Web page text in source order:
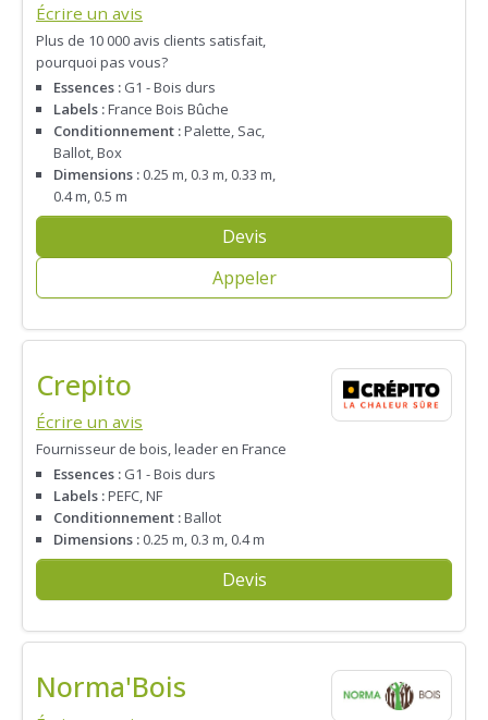
Écrire un avis
Plus de 10 000 avis clients satisfait,
pourquoi pas vous?
Essences : G1 - Bois durs
Labels :France Bois Bûche
Conditionnement :Palette, Sac,
Ballot, Box
Dimensions : 0.25 m, 0.3 m, 0.33 m,
0.4 m, 0.5 m
Devis
Appeler
Crepito
Écrire un avis
Fournisseur de bois, leader en France
Essences : G1 - Bois durs
Labels :PEFC, NF
Conditionnement :Ballot
Dimensions : 0.25 m, 0.3 m, 0.4 m
Devis
Norma'Bois